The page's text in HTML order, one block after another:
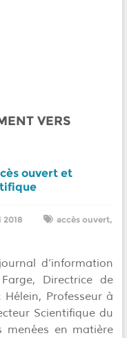
VERS
ouvert et
2018 accès ouvert,
d’information
Directrice de
Hélein, Professeur à
Scientifique du
menées en matière